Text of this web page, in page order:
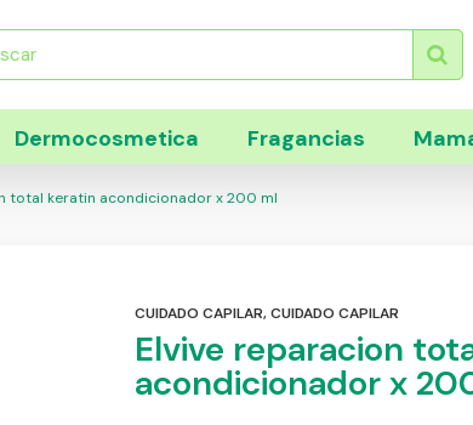
Dermocosmetica Fragancias
total keratin acondicionador x 200 ml
CUIDADO CAPILAR,CUIDADO CAPILAR
Elvive reparacion
acondicionador x